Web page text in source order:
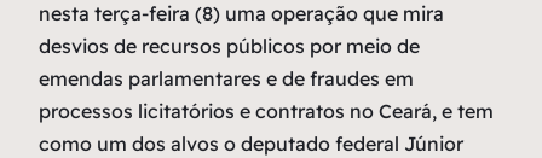
nesta terça-feira (8) uma operação que mira
desvios de recursos públicos por meio de
emendas parlamentares e de fraudes em
processos licitatórios e contratos no Ceará, e tem
como um dos alvos o deputado federal Júnior